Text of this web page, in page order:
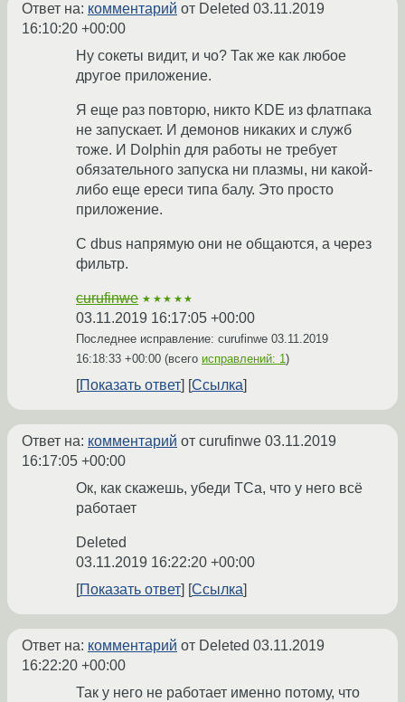
Ответ на: комментарий от Deleted 03.11.2019
16:10:20 +00:00
Ну сокеты видит, и чо? Так же как любое
другое приложение.
Я еще раз повторю, никто KDE из флатпака
не запускает. И демонов никаких и служб
тоже. И Dolphin для работы не требует
обязательного запуска ни плазмы, ни какой-
либо еще ереси типа балу. Это просто
приложение.
С dbus напрямую они не общаются, а через
фильтр.
curufinwe ★★★★★
03.11.2019 16:17:05 +00:00
Последнее исправление: curufinwe 03.11.2019
16:18:33 +00:00 (всего исправлений: 1)
Показать ответ Ссылка
Ответ на: комментарий от curufinwe 03.11.2019
16:17:05 +00:00
Ок, как скажешь, убеди ТСа, что у него всё
работает
Deleted
03.11.2019 16:22:20 +00:00
Показать ответ
Ссылка
Ответ на: комментарий от Deleted 03.11.2019
16:22:20 +00:00
Так у него не работает именно потому, что